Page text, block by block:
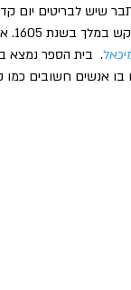
שיש לבריטים יום
.  בית הספר נמצא
בו אנשים חשובים